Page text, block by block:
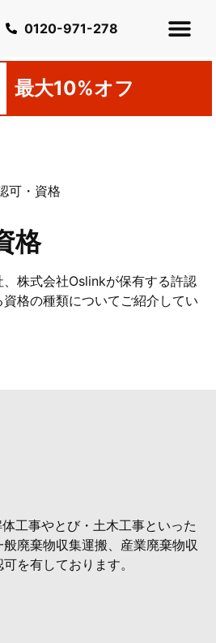
0120-971-278
最大10%オフ
可・資格
格
株式会社Oslinkが保有する許認
格の種類についてご紹介してい
工事やとび・土木工事といった
廃棄物収集運搬、産業廃棄物収
を有しております。